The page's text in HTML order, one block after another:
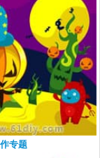
专题